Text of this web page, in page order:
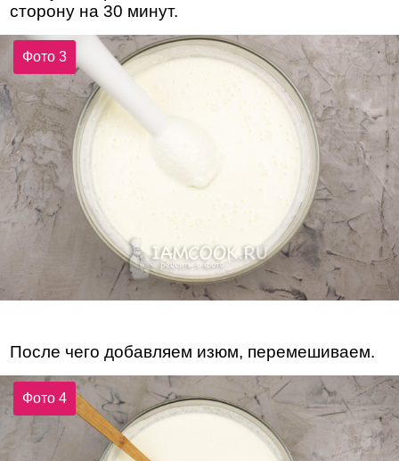
сторону на 30 минут.
Фото 3
После чего добавляем изюм, перемешиваем.
Фото 4